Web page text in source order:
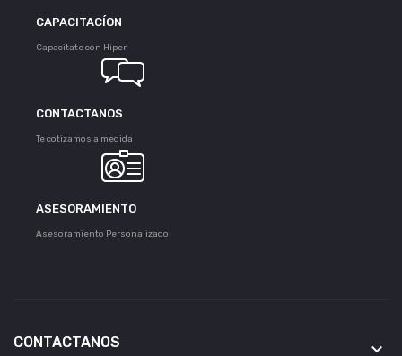
CAPACITACÍON
Capacitate con Hiper
CONTACTANOS
Te cotizamos a medida
ASESORAMIENTO
Asesoramiento Personalizado
CONTACTANOS keyboard_arrow_down